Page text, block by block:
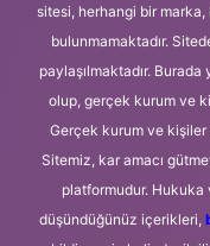
sitesi, herhangi bir marka,
bulunmamaktadır.
paylaşılmaktadır.
olup, gerçek kurum ve
Gerçek kurum ve
Sitemiz, kar amacı
platformudur. Hukuka
düşündüğünüz içerikleri,